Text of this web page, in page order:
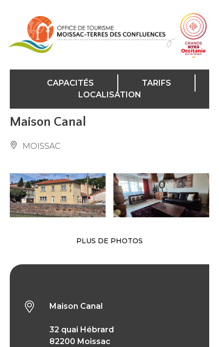
CAPACITÉS
TARIFS
LOCALISATION
Maison Canal
MOISSAC
PLUS DE PHOTOS
Maison Canal
32 quai Hébrard
82200 Moissac